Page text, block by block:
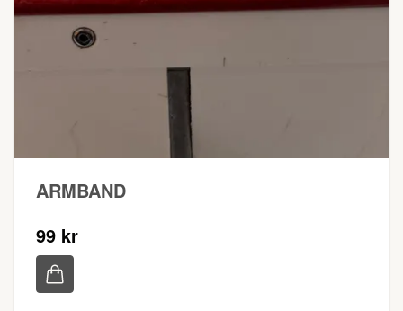
ARMBAND
99 kr